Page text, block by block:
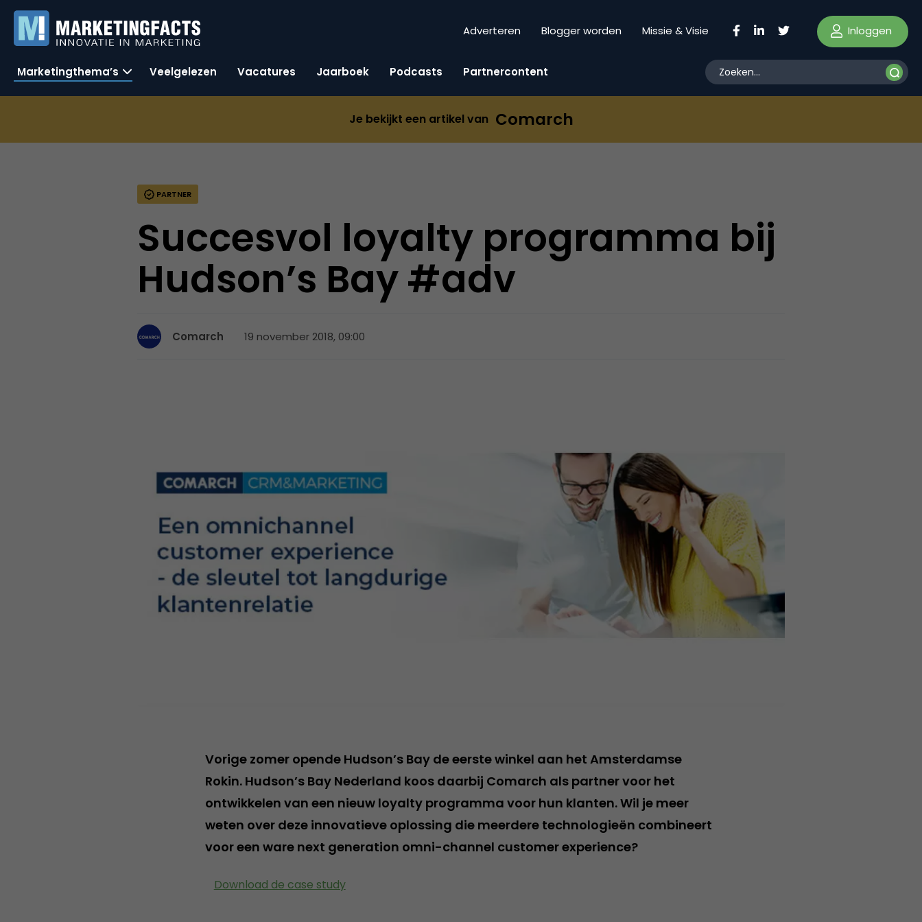
Adverteren Blogger worden Missie & Visie Inloggen
Marketingthema’s Veelgelezen Vacatures Jaarboek Podcasts Partnercontent
Je bekijkt een artikel van Comarch
PARTNER
Succesvol loyalty programma bij
Hudson’s Bay #adv
Comarch 19 november 2018, 09:00
Vorige zomer opende Hudson’s Bay de eerste winkel aan het Amsterdamse
Rokin. Hudson’s Bay Nederland koos daarbij Comarch als partner voor het
ontwikkelen van een nieuw loyalty programma voor hun klanten. Wil je meer
weten over deze innovatieve oplossing die meerdere technologieën combineert
voor een ware next generation omni-channel customer experience?
Download de case study